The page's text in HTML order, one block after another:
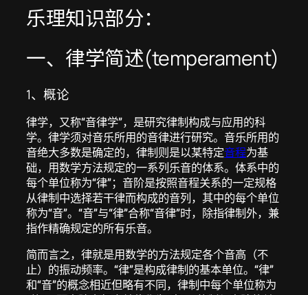
乐理知识部分：
一、律学简述(temperament)
1、概论
律学，又称“音律学”，是研究律制构成与应用的科
学。律学须对音乐所用的音律进行研究。音乐所用的
音绝大多数是确定的，律制则是以某特定音程为基
础，用数学方法规定的一系列乐音的体系。体系中的
每个单位称为“律”；音阶是按照音程关系的一定规格
从律制中选择若干律而构成的音列，其中的每个单位
称为“音”。“音”与“律”合称“音律”时，除指律制外，兼
指作精确规定的所有乐音。
简而言之，律就是用数学的方法规定各个音高（不
止）的振动频率。“律”是构成律制的基本单位。“律”
和“音”的概念相近但略有不同，律制中每个单位称为